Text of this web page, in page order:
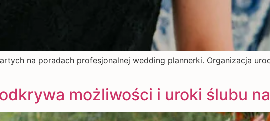
na poradach profesjonalnej wedding plannerki. Organizacja
możliwości i uroki ślubu